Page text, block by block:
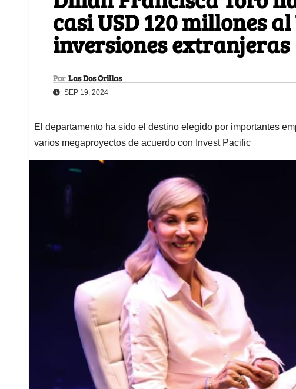
casi USD 120 millones
inversiones extranjeras
Por Las Dos Orillas
SEP 19, 2024
El departamento ha sido el destino elegido por importantes
varios megaproyectos de acuerdo con Invest Pacific